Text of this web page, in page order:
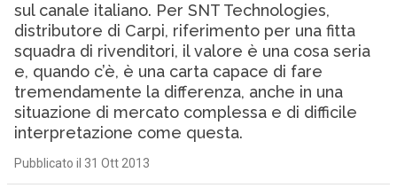
sul canale italiano. Per SNT Technologies,
distributore di Carpi, riferimento per una fitta
squadra di rivenditori, il valore è una cosa seria
e, quando c’è, è una carta capace di fare
tremendamente la differenza, anche in una
situazione di mercato complessa e di difficile
interpretazione come questa.
Pubblicato il 31 Ott 2013